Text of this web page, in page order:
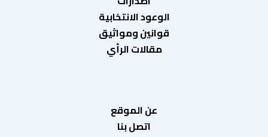
الوعود الانتخابية
قوانين ومواثيق
مقالات الرأي
عن الموقع
اتصل بنا